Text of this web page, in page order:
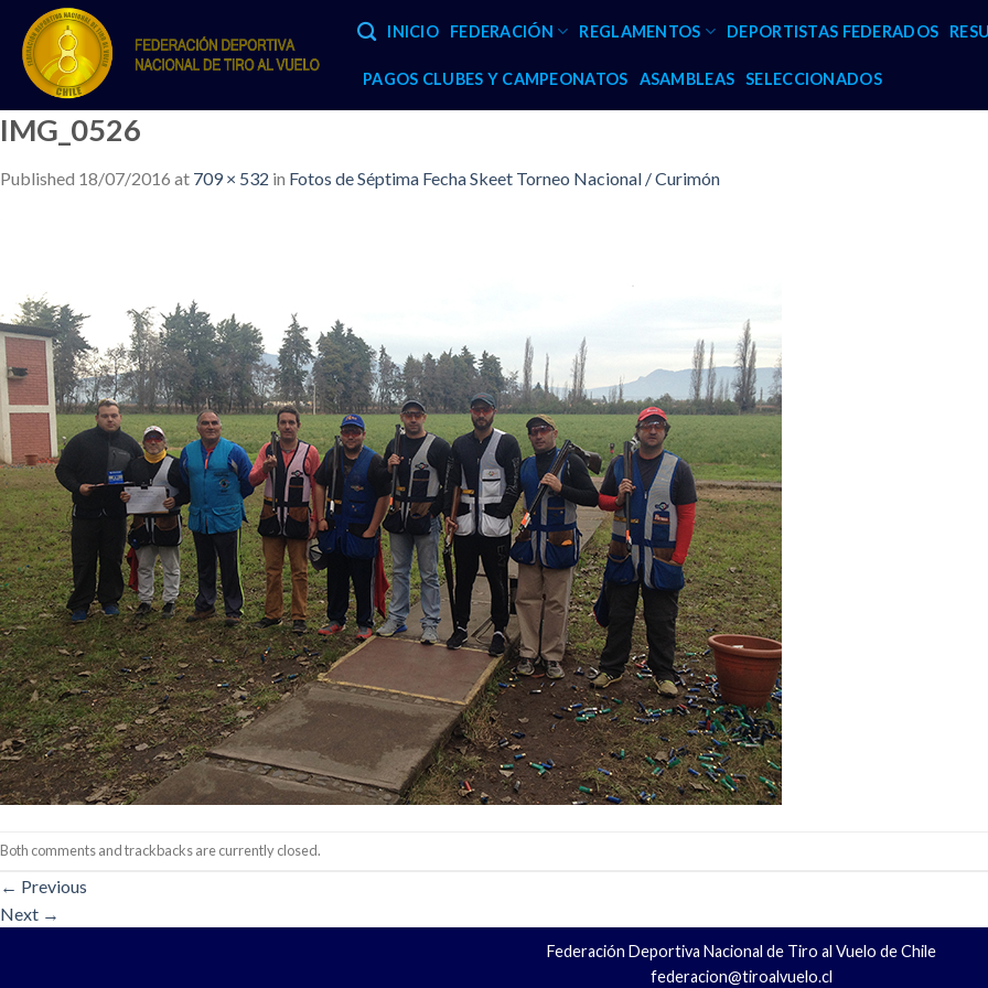
content
INICIO FEDERACIÓN REGLAMENTOS DEPORTISTAS FEDERADOS
PAGOS CLUBES Y CAMPEONATOS ASAMBLEAS SELECCIONADOS
IMG_0526
Published 18/07/2016 at 709 × 532 in Fotos de Séptima Fecha Skeet Torneo Nacional / Curimón
Both comments and trackbacks are currently closed.
← Previous
Next →
Federación Deportiva Nacional de Tiro al Vuelo de Chile
federacion@tiroalvuelo.cl